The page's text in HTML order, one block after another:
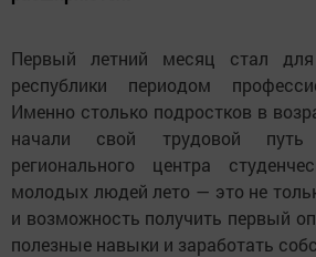
Первый летний месяц стал
республики периодом
Именно столько подростков в
начали свой трудовой путь
регионального центра
молодых людей лето — это не
и возможность получить первый
полезные навыки и заработать